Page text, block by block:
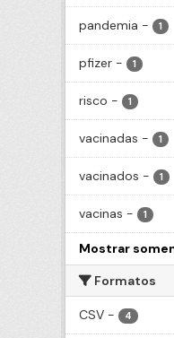
pandemia - 1
pfizer - 1
risco - 1
vacinadas - 1
vacinados - 1
vacinas - 1
Mostrar
Formatos
CSV - 4